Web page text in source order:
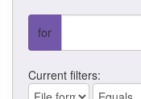
for
Current filters: